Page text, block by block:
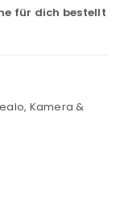
für dich bestellt
, Kamera &